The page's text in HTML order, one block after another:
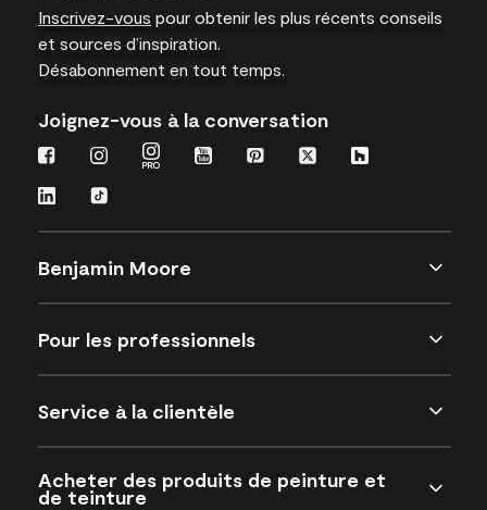
Inscrivez-vous pour obtenir les plus récents conseils
et sources d’inspiration.
Désabonnement en tout temps.
Joignez-vous à la conversation
Benjamin Moore
Pour les professionnels
Service à la clientèle
Acheter des produits de peinture et
de teinture